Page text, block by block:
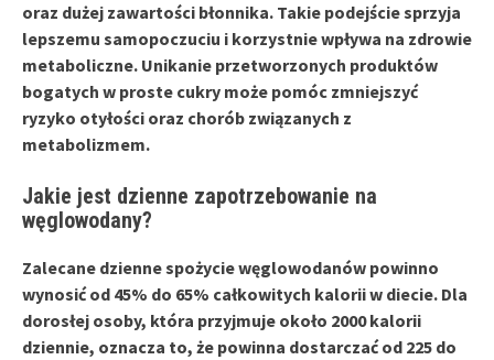
oraz dużej zawartości błonnika. Takie podejście sprzyja
lepszemu samopoczuciu i korzystnie wpływa na zdrowie
metaboliczne. Unikanie przetworzonych produktów
bogatych w proste cukry może pomóc zmniejszyć
ryzyko otyłości oraz chorób związanych z
metabolizmem.
Jakie jest dzienne zapotrzebowanie na
węglowodany?
Zalecane dzienne spożycie węglowodanów powinno
wynosić od 45% do 65% całkowitych kalorii w diecie. Dla
dorosłej osoby, która przyjmuje około 2000 kalorii
dziennie, oznacza to, że powinna dostarczać od 225 do